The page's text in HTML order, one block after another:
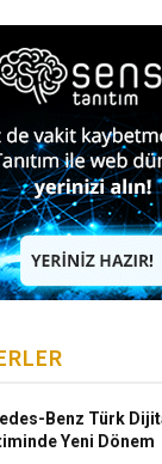
Benz Türk
Yeni Dönem